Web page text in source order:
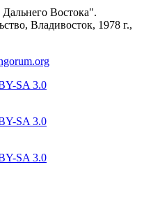
Востока".
Владивосток, 1978 г.,
SA 3.0
SA 3.0
SA 3.0